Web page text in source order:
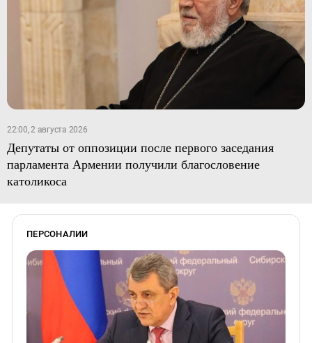
22:00, 2 августа 2026
Депутаты от оппозиции после первого заседания
парламента Армении получили благословение
католикоса
ПЕРСОНАЛИИ